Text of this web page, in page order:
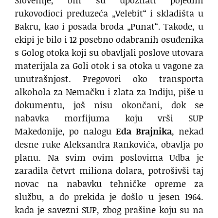
rukovodioci preduzeća „Velebit“ i skladišta u
Bakru, kao i posada broda „Punat“. Takođe, u
ekipi je bilo i 12 posebno odabranih osuđenika
s Golog otoka koji su obavljali poslove utovara
materijala za Goli otok i sa otoka u vagone za
unutrašnjost. Pregovori oko transporta
alkohola za Nemačku i zlata za Indiju, piše u
dokumentu, još nisu okončani, dok se
nabavka morfijuma koju vrši SUP
Makedonije, po nalogu Eda Brajnika, nekad
desne ruke Aleksandra Rankovića, obavlja po
planu. Na svim ovim poslovima Udba je
zaradila četvrt miliona dolara, potrošivši taj
novac na nabavku tehničke opreme za
službu, a do prekida je došlo u jesen 1964.
kada je savezni SUP, zbog prašine koju su na